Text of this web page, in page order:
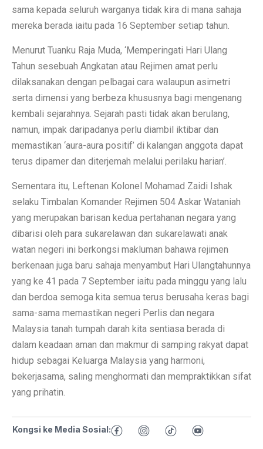
sama kepada seluruh warganya tidak kira di mana sahaja
mereka berada iaitu pada 16 September setiap tahun.
Menurut Tuanku Raja Muda, ‘Memperingati Hari Ulang
Tahun sesebuah Angkatan atau Rejimen amat perlu
dilaksanakan dengan pelbagai cara walaupun asimetri
serta dimensi yang berbeza khususnya bagi mengenang
kembali sejarahnya. Sejarah pasti tidak akan berulang,
namun, impak daripadanya perlu diambil iktibar dan
memastikan ‘aura-aura positif’ di kalangan anggota dapat
terus dipamer dan diterjemah melalui perilaku harian’.
Sementara itu, Leftenan Kolonel Mohamad Zaidi Ishak
selaku Timbalan Komander Rejimen 504 Askar Wataniah
yang merupakan barisan kedua pertahanan negara yang
dibarisi oleh para sukarelawan dan sukarelawati anak
watan negeri ini berkongsi makluman bahawa rejimen
berkenaan juga baru sahaja menyambut Hari Ulangtahunnya
yang ke 41 pada 7 September iaitu pada minggu yang lalu
dan berdoa semoga kita semua terus berusaha keras bagi
sama-sama memastikan negeri Perlis dan negara
Malaysia tanah tumpah darah kita sentiasa berada di
dalam keadaan aman dan makmur di samping rakyat dapat
hidup sebagai Keluarga Malaysia yang harmoni,
bekerjasama, saling menghormati dan mempraktikkan sifat
yang prihatin.
Kongsi ke Media Sosial: